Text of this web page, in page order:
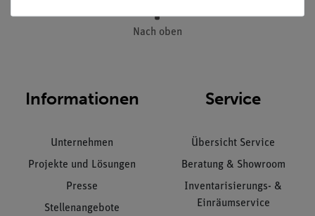
Nach oben
Informationen
Unternehmen
Projekte und Lösungen
Presse
Stellenangebote
Service
Übersicht Service
Beratung & Showroom
Inventarisierungs- &
Einräumservice